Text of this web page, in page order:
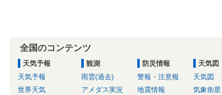
全国のコンテンツ
天気予報
天気予報
世界天気
観測
雨雲(過去)
アメダス実況
防災情報
警報・注意報
地震情報
天気図
天気図
気象衛星